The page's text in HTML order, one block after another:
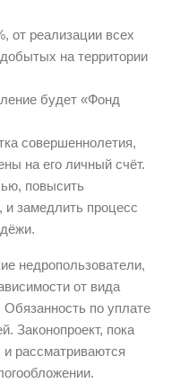
от реализации всех
на территории
будет «Фонд
совершеннолетия,
на его личный счёт.
повысить
и замедлить процесс
недропользователи,
от вида
Обязанность по уплате
Законопроект, пока
рассматриваются